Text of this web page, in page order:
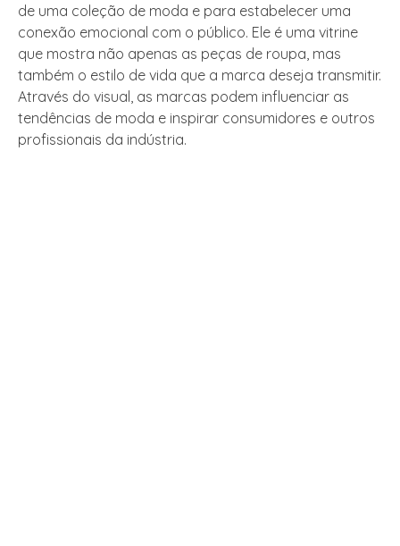
de uma coleção de moda e para estabelecer uma
conexão emocional com o público. Ele é uma vitrine
que mostra não apenas as peças de roupa, mas
também o estilo de vida que a marca deseja transmitir.
Através do visual, as marcas podem influenciar as
tendências de moda e inspirar consumidores e outros
profissionais da indústria.